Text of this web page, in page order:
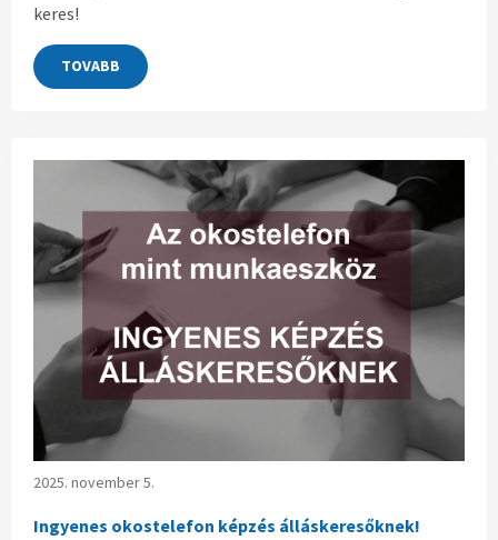
keres!
TOVABB
2025. november 5.
Ingyenes okostelefon képzés álláskeresőknek!